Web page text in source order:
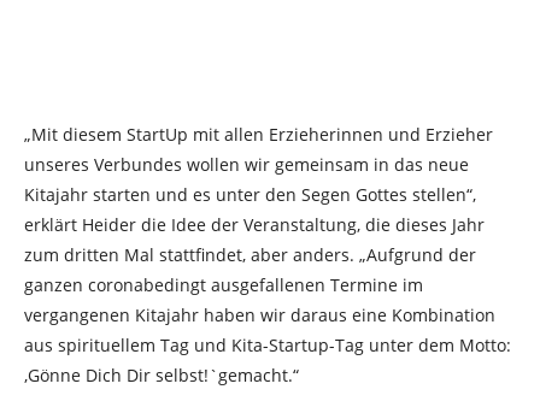
„Mit diesem StartUp mit allen Erzieherinnen und Erzieher
unseres Verbundes wollen wir gemeinsam in das neue
Kitajahr starten und es unter den Segen Gottes stellen“,
erklärt Heider die Idee der Veranstaltung, die dieses Jahr
zum dritten Mal stattfindet, aber anders. „Aufgrund der
ganzen coronabedingt ausgefallenen Termine im
vergangenen Kitajahr haben wir daraus eine Kombination
aus spirituellem Tag und Kita-Startup-Tag unter dem Motto:
,Gönne Dich Dir selbst!`gemacht.“